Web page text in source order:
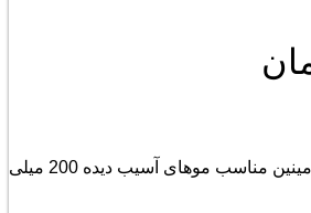
شامپو ترمیم کننده لامینین مناسب موهای آسیب دیده 200 میلی